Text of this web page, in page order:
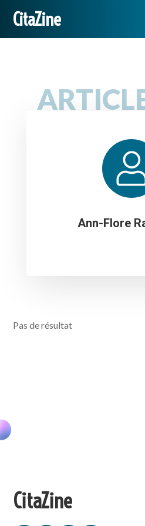
CitaZine
Ann-Flore
Pas de résultat
CitaZine